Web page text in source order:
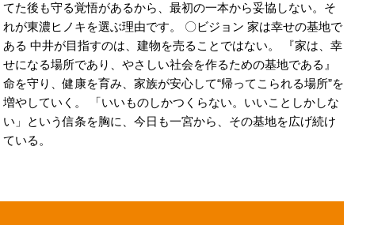
てた後も守る覚悟があるから、最初の一本から妥協しない。そ
れが東濃ヒノキを選ぶ理由です。 〇ビジョン 家は幸せの基地で
ある 中井が目指すのは、建物を売ることではない。 『家は、幸
せになる場所であり、やさしい社会を作るための基地である』
命を守り、健康を育み、家族が安心して“帰ってこられる場所”を
増やしていく。 「いいものしかつくらない。いいことしかしな
い」という信条を胸に、今日も一宮から、その基地を広げ続け
ている。